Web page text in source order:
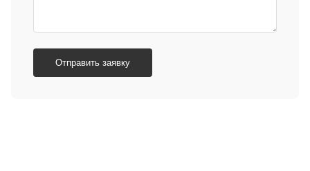
Отправить заявку